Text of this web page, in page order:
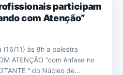
participam
com Atenção”
11) às 8h a palestra
ATENÇÃO “com ênfase no
“ do Núcleo de…